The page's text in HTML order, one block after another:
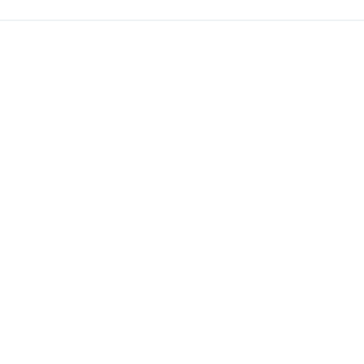
znajdują się w odległości 40 minut jazdy samochodem
udogodnieniom i bliskości plaż, golfa i głównych węzłów
w Orihuela Costa!